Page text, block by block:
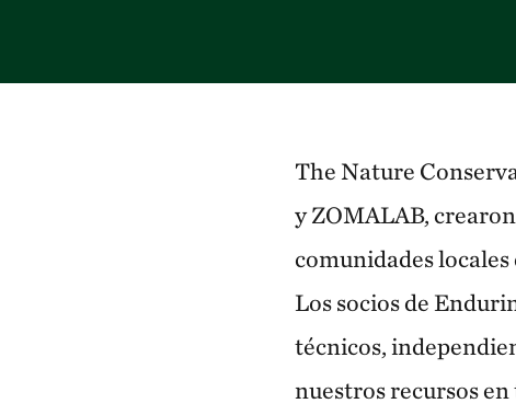
The Nature
y ZOMALAB, crearon
comunidades
Los socios de
técnicos,
nuestros recursos